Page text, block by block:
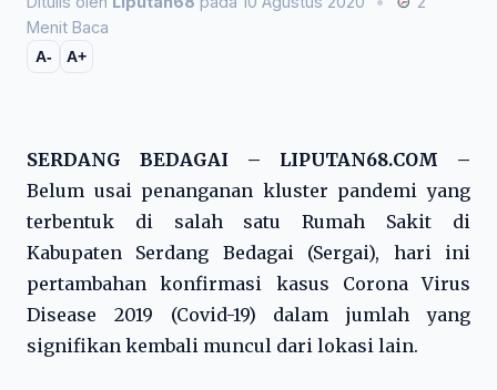
Menit Baca
A- A+
SERDANG BEDAGAI – LIPUTAN68.COM –
Belum usai penanganan kluster pandemi yang
terbentuk di salah satu Rumah Sakit di
Kabupaten Serdang Bedagai (Sergai), hari ini
pertambahan konfirmasi kasus Corona Virus
Disease 2019 (Covid-19) dalam jumlah yang
signifikan kembali muncul dari lokasi lain.